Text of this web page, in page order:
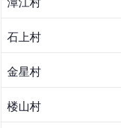
石上村
金星村
楼山村